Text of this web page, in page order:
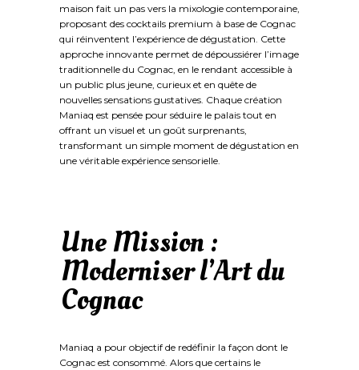
maison fait un pas vers la mixologie contemporaine,
proposant des cocktails premium à base de Cognac
qui réinventent l’expérience de dégustation. Cette
approche innovante permet de dépoussiérer l’image
traditionnelle du Cognac, en le rendant accessible à
un public plus jeune, curieux et en quête de
nouvelles sensations gustatives. Chaque création
Maniaq est pensée pour séduire le palais tout en
offrant un visuel et un goût surprenants,
transformant un simple moment de dégustation en
une véritable expérience sensorielle.
Une Mission :
Moderniser l’Art du
Cognac
Maniaq a pour objectif de redéfinir la façon dont le
Cognac est consommé. Alors que certains le